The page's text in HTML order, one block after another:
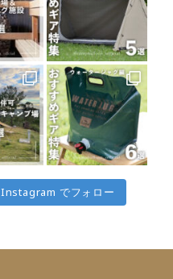
Instagram でフォロー